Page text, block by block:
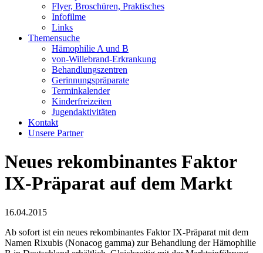
Flyer, Broschüren, Praktisches
Infofilme
Links
Themensuche
Hämophilie A und B
von-Willebrand-Erkrankung
Behandlungszentren
Gerinnungspräparate
Terminkalender
Kinderfreizeiten
Jugendaktivitäten
Kontakt
Unsere Partner
Neues rekombinantes Faktor
IX-Präparat auf dem Markt
16.04.2015
Ab sofort ist ein neues rekombinantes Faktor IX-Präparat mit dem
Namen Rixubis (Nonacog gamma) zur Behandlung der Hämophilie